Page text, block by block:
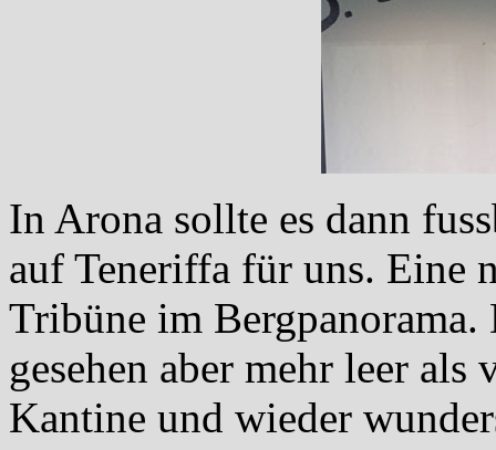
In Arona sollte es dann
auf Teneriffa für uns. Eine
Tribüne im
gesehen aber mehr leer
Kantine und wieder